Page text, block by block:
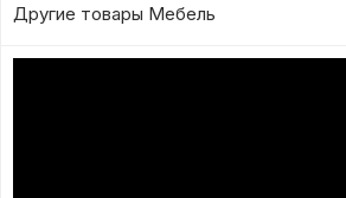
Другие товары Мебель